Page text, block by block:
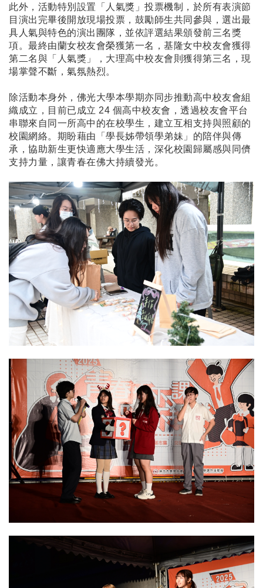
此外，活動特別設置「人氣獎」投票機制，於所有表演節
目演出完畢後開放現場投票，鼓勵師生共同參與，選出最
具人氣與特色的演出團隊，並依評選結果頒發前三名獎
項。最終由蘭女校友會榮獲第一名，基隆女中校友會獲得
第二名與「人氣獎」，大理高中校友會則獲得第三名，現
場掌聲不斷，氣氛熱烈。
除活動本身外，佛光大學本學期亦同步推動高中校友會組
織成立，目前已成立 24 個高中校友會，透過校友會平台
串聯來自同一所高中的在校學生，建立互相支持與照顧的
校園網絡。期盼藉由「學長姊帶領學弟妹」的陪伴與傳
承，協助新生更快適應大學生活，深化校園歸屬感與同儕
支持力量，讓青春在佛大持續發光。